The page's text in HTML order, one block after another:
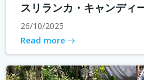
スリランカ・キャンデ
26/10/2025
Read more